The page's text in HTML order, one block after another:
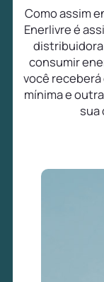
Como assim
Enerlivre é
distribuidora
consumir
você receberá
mínima e
sua